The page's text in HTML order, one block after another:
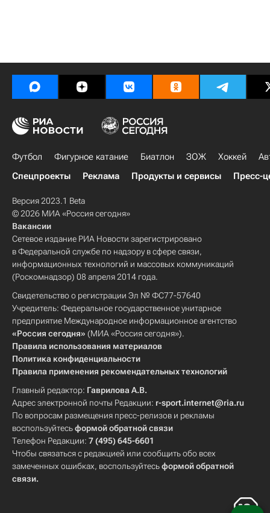
Футбол Фигурное катание Биатлон ЗОЖ Хоккей
Спецпроекты
Реклама Продукты и сервисы Пресс-
Версия 2023.1 Beta
© 2026 МИА «Россия сегодня»
Вакансии
Сетевое издание РИА Новости зарегистрировано
в Федеральной службе по надзору в сфере связи,
информационных технологий и массовых коммуникаций
(Роскомнадзор) 08 апреля 2014 года.
Свидетельство о регистрации Эл № ФС77-57640
Учредитель: Федеральное государственное унитарное
предприятие Международное информационное агентство
«Россия сегодня» (МИА «Россия сегодня»).
Правила использования материалов
Политика конфиденциальности
Правила применения рекомендательных технологий
Главный редактор: Гаврилова А.В.
Адрес электронной почты Редакции: r-sport.internet@ria.ru
По вопросам размещения пресс-релизов и рекламы
воспользуйтесьформой обратной связи
Телефон Редакции: 7 (495) 645-6601
Чтобы связаться с редакцией или сообщить обо всех
замеченных ошибках, воспользуйтесьформой обратной
связи.